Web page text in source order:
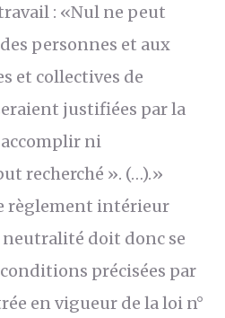
: «Nul ne peut
personnes et aux
et collectives de
justifiées par la
accomplir ni
recherché ». (…).»
règlement intérieur
doit donc se
précisées par
en vigueur de la loi n°